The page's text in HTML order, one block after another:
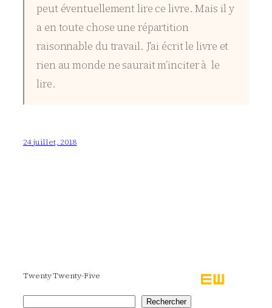
peut éventuellement lire ce livre. Mais il y
a en toute chose une répartition
raisonnable du travail. J’ai écrit le livre et
rien au monde ne saurait m’inciter à le
lire.
24 juillet, 2018
Twenty Twenty-Five
Rechercher Rechercher